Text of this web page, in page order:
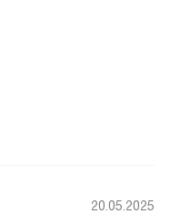
20.05.2025